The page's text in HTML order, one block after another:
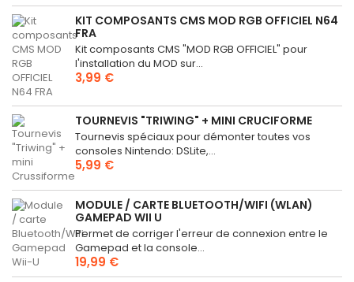
KIT COMPOSANTS CMS MOD RGB OFFICIEL N64
FRA
Kit composants CMS "MOD RGB OFFICIEL" pour
l'installation du MOD sur...
3,99 €
TOURNEVIS "TRIWING" + MINI CRUCIFORME
Tournevis spéciaux pour démonter toutes vos
consoles Nintendo: DSLite,...
5,99 €
MODULE / CARTE BLUETOOTH/WIFI (WLAN)
GAMEPAD WII U
Permet de corriger l'erreur de connexion entre le
Gamepad et la console...
19,99 €